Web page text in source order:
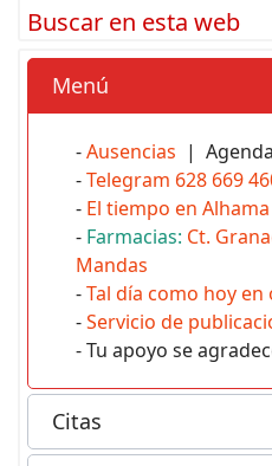
Buscar en esta web
Menú
-Ausencias |
-Telegram 628 669
- El tiempo en Alhama
- Farmacias: Ct.
Mandas
-Tal día como hoy en
-Servicio de
- Tu apoyo se
Citas